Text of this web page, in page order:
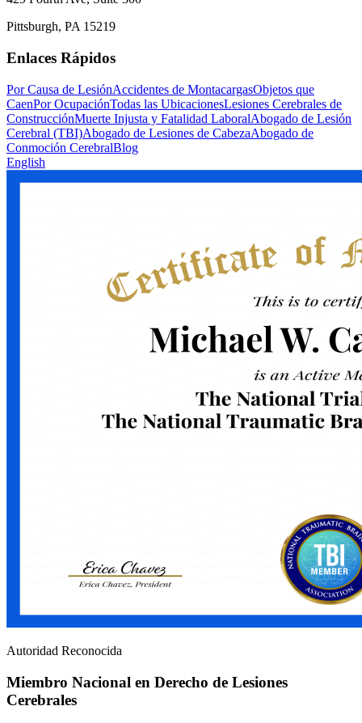
Pittsburgh, PA 15219
Enlaces Rápidos
Por Causa de LesiónAccidentes de MontacargasObjetos que
CaenPor OcupaciónTodas las UbicacionesLesiones Cerebrales de
ConstrucciónMuerte Injusta y Fatalidad LaboralAbogado de Lesión
Cerebral (TBI)Abogado de Lesiones de CabezaAbogado de
Conmoción CerebralBlog
English
Autoridad Reconocida
Miembro Nacional en Derecho de Lesiones
Cerebrales